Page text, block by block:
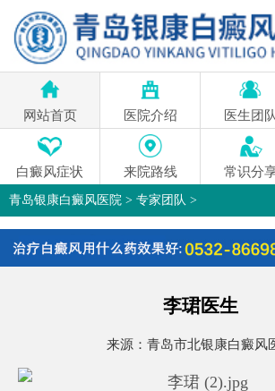
网站首页 医院介绍 医生团队
白癜风症状 来院路线 常识分
青岛银康白癜风医院 > 专家团队 >
李珺医生
来源： 青岛市北银康白癜风